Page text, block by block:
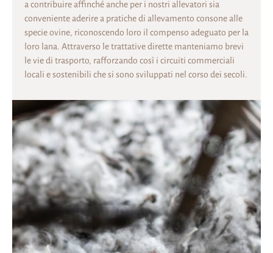
a contribuire affinché anche per i nostri allevatori sia
conveniente aderire a pratiche di allevamento consone alle
specie ovine, riconoscendo loro il compenso adeguato per la
loro lana. Attraverso le trattative dirette manteniamo brevi
le vie di trasporto, rafforzando così i circuiti commerciali
locali e sostenibili che si sono sviluppati nel corso dei secoli.